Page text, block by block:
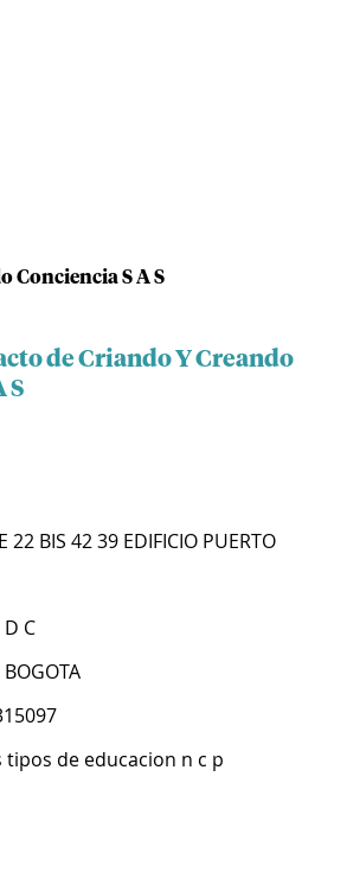
Conciencia S A S
de Criando Y Creando
S
22 BIS 42 39 EDIFICIO PUERTO
D C
BOGOTA
tipos de educacion n c p